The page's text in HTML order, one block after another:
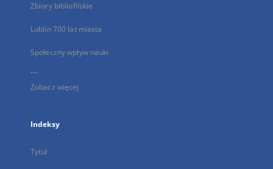
Zbiory bibliofilskie
Lublin 700 lat miasta
Społeczny wpływ nauki
...
Zobacz więcej
Indeksy
Tytuł